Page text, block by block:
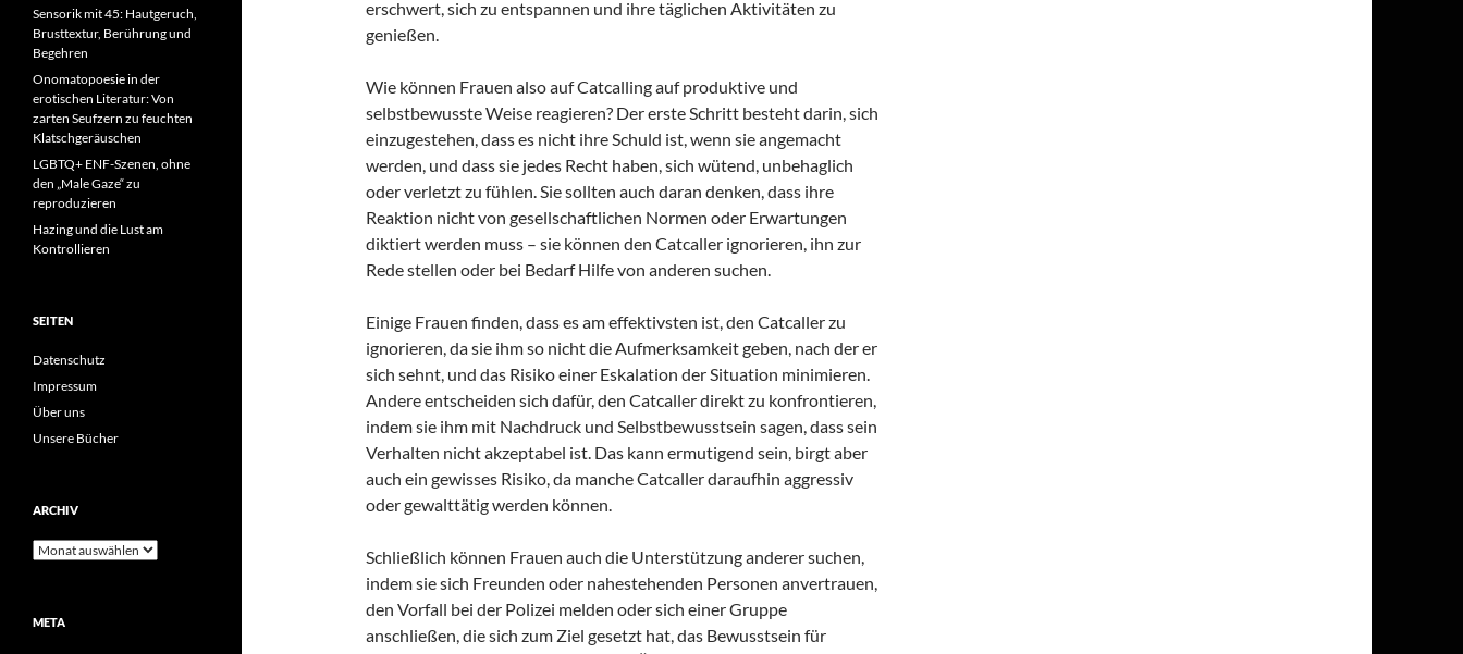
erschwert, sich zu entspannen und ihre täglichen Aktivitäten zu
genießen.
Wie können Frauen also auf Catcalling auf produktive und
selbstbewusste Weise reagieren? Der erste Schritt besteht darin, sich
einzugestehen, dass es nicht ihre Schuld ist, wenn sie angemacht
werden, und dass sie jedes Recht haben, sich wütend, unbehaglich
oder verletzt zu fühlen. Sie sollten auch daran denken, dass ihre
Reaktion nicht von gesellschaftlichen Normen oder Erwartungen
diktiert werden muss – sie können den Catcaller ignorieren, ihn zur
Rede stellen oder bei Bedarf Hilfe von anderen suchen.
Einige Frauen finden, dass es am effektivsten ist, den Catcaller zu
ignorieren, da sie ihm so nicht die Aufmerksamkeit geben, nach der er
sich sehnt, und das Risiko einer Eskalation der Situation minimieren.
Andere entscheiden sich dafür, den Catcaller direkt zu konfrontieren,
indem sie ihm mit Nachdruck und Selbstbewusstsein sagen, dass sein
Verhalten nicht akzeptabel ist. Das kann ermutigend sein, birgt aber
auch ein gewisses Risiko, da manche Catcaller daraufhin aggressiv
oder gewalttätig werden können.
Schließlich können Frauen auch die Unterstützung anderer suchen,
indem sie sich Freunden oder nahestehenden Personen anvertrauen,
den Vorfall bei der Polizei melden oder sich einer Gruppe
anschließen, die sich zum Ziel gesetzt hat, das Bewusstsein für
Sensorik mit 45: Hautgeruch,
Brusttextur, Berührung und
Begehren
Onomatopoesie in der
erotischen Literatur: Von
zarten Seufzern zu feuchten
Klatschgeräuschen
LGBTQ+ ENF-Szenen, ohne
den „Male Gaze“ zu
reproduzieren
Hazing und die Lust am
Kontrollieren
SEITEN
Datenschutz
Impressum
Über uns
Unsere Bücher
ARCHIV
Archiv
META